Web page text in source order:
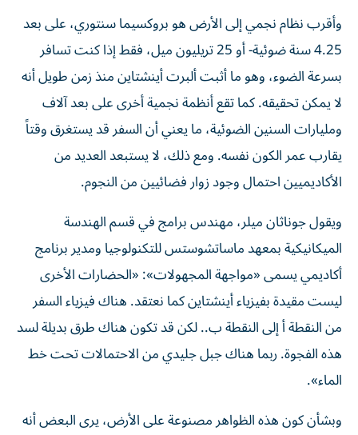
وأقرب نظام نجمي إلى الأرض هو بروكسيما سنتوري، على بعد
4.25 سنة ضوئية- أو 25 تريليون ميل، فقط إذا كنت تسافر
بسرعة الضوء، وهو ما أثبت ألبرت أينشتاين منذ زمن طويل أنه
لا يمكن تحقيقه. كما تقع أنظمة نجمية أخرى على بعد آلاف
ومليارات السنين الضوئية، ما يعني أن السفر قد يستغرق وقتاً
يقارب عمر الكون نفسه. ومع ذلك، لا يستبعد العديد من
الأكاديميين احتمال وجود زوار فضائيين من النجوم.
ويقول جوناثان ميلر، مهندس برامج في قسم الهندسة
الميكانيكية بمعهد ماساتشوستس للتكنولوجيا ومدير برنامج
أكاديمي يسمى «مواجهة المجهولات»: «الحضارات الأخرى
ليست مقيدة بفيزياء أينشتاين كما نعتقد. هناك فيزياء السفر
من النقطة أ إلى النقطة ب.. لكن قد تكون هناك طرق بديلة لسد
هذه الفجوة. ربما هناك جبل جليدي من الاحتمالات تحت خط
الماء».
وبشأن كون هذه الظواهر مصنوعة على الأرض، يرى البعض أنه